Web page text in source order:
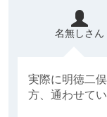
名無しさん
実際に明徳二
方、通わせてい